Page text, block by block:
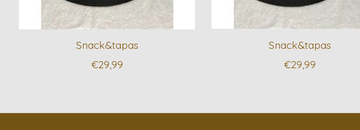
Snack&tapas
€29,99
Snack&tapas
€29,99